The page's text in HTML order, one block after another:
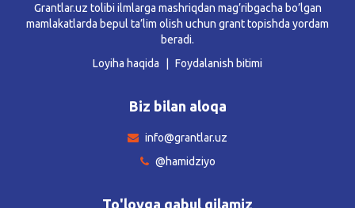
Grantlar.uz tolibi ilmlarga mashriqdan mag’ribgacha bo’lgan
mamlakatlarda bepul ta’lim olish uchun grant topishda yordam
beradi.
Loyiha haqida
Foydalanish bitimi
Biz bilan aloqa
info@grantlar.uz
@hamidziyo
To'lovga qabul qilamiz